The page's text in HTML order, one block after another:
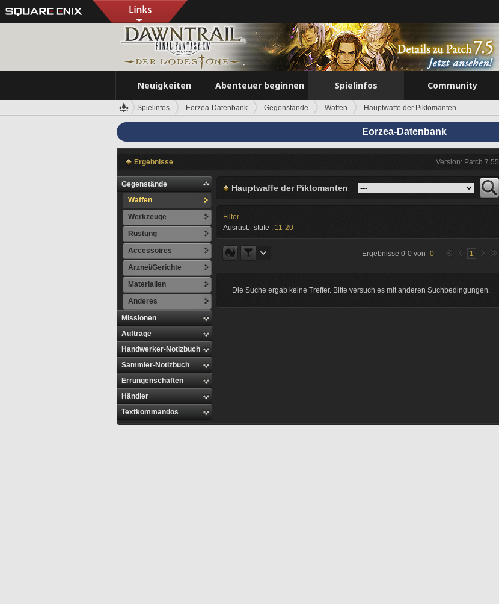
Neuigkeiten Abenteuer beginnen Spielinfos Community
Spielinfos Eorzea-Datenbank Gegenstände Waffen Hauptwaffe der Piktomanten
Eorzea-Datenbank
Ergebnisse Version: Patch 7.55
Gegenstände
Waffen
Werkzeuge
Rüstung
Accessoires
Arznei/Gerichte
Materialien
Anderes
Missionen
Aufträge
Handwerker-Notizbuch
Sammler-Notizbuch
Errungenschaften
Händler
Textkommandos
Hauptwaffe der Piktomanten
Filter
Ausrüst.- stufe : 11-20
Ergebnisse 0-0 von 0 1
Die Suche ergab keine Treffer. Bitte versuch es mit anderen Suchbedingungen.